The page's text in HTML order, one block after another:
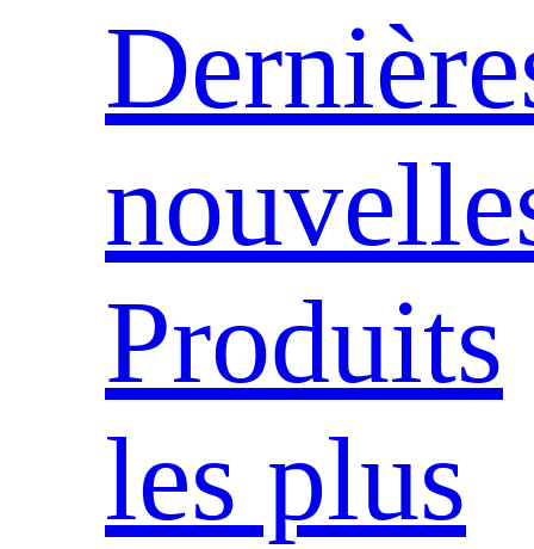
Produits
les plus